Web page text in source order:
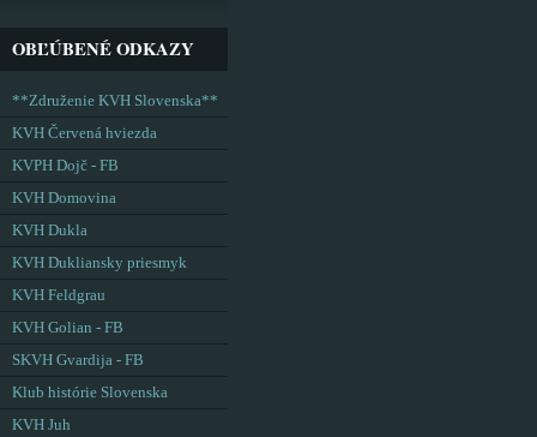
OBĽÚBENÉ ODKAZY
**Združenie KVH Slovenska**
KVH Červená hviezda
KVPH Dojč - FB
KVH Domovina
KVH Dukla
KVH Dukliansky priesmyk
KVH Feldgrau
KVH Golian - FB
SKVH Gvardija - FB
Klub histórie Slovenska
KVH Juh